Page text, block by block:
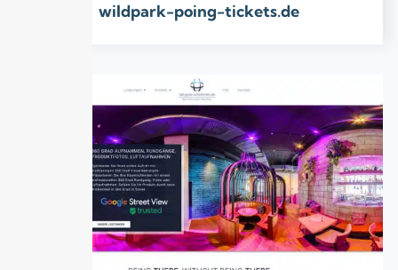
wildpark-poing-tickets.de